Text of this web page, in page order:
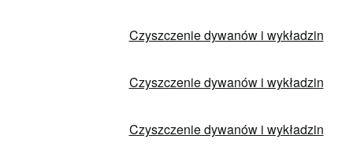
Czyszczenie dywanów i wykładzin
Czyszczenie dywanów i wykładzin
Czyszczenie dywanów i wykładzin